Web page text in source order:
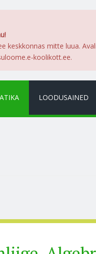
mitte luua.
koolikott.ee.
LOODUSAINED